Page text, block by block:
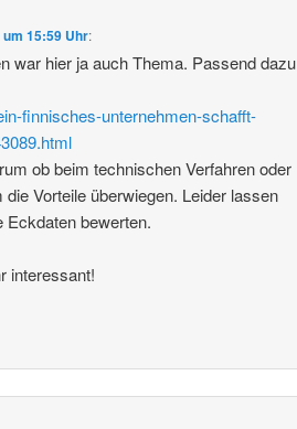
15:59 Uhr:
war hier ja auch Thema. Passend dazu
finnisches-unternehmen-schafft-
ob beim technischen Verfahren oder
Vorteile überwiegen. Leider lassen
Eckdaten bewerten.
interessant!